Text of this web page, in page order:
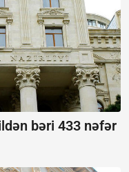
bəri 433 nəfər